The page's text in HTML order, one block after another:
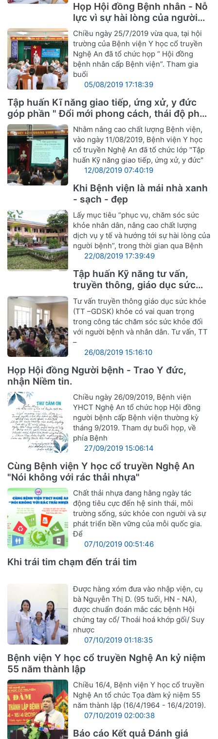
Họp Hội đồng Bệnh nhân - Nỗ
lực vì sự hài lòng của người
bệnh
Chiều ngày 25/7/2019 vừa qua, tại hội
trường của Bệnh viện Y học cổ truyền
Nghệ An đã tổ chức họp “ Hội đồng
bệnh nhân cấp Bệnh viện”. Tham gia
buổi
05/08/2019 17:18:39
Tập huấn Kĩ năng giao tiếp, ứng xử, y đức
góp phần " Đổi mới phong cách, thái độ phục
vụ cán bộ ngành Y hướng tới sự hài lòng
người bệnh"
Nhằm nâng cao chất lượng Bệnh viện,
vào ngày 11/08/2019, Bệnh viện Y học
cổ truyền Nghệ An đã tổ chức lớp "Tập
huấn Kỹ năng giao tiếp, ứng xử, y đức"
12/08/2019 07:40:19
Khi Bệnh viện là mái nhà xanh
- sạch - đẹp
Lấy mục tiêu “phục vụ, chăm sóc sức
khỏe nhân dân, nâng cao chất lượng
dịch vụ y tế và hướng tới sự hài lòng của
người bệnh”, trong thời gian qua Bệnh
22/08/2019 17:39:49
Tập huấn Kỹ năng tư vấn,
truyền thông, giáo dục sức
khỏe
Tư vấn truyền thông giáo dục sức khỏe
(TT –GDSK) khỏe có vai quan trọng
trong công tác chăm sóc sức khỏe đối
với người bệnh và nhân dân. Tư vấn, TT
–
26/08/2019 15:16:10
Họp Hội đồng Người bệnh - Trao Y đức,
nhận Niềm tin.
Chiều ngày 26/09/2019, Bệnh viện
YHCT Nghệ An tổ chức họp Hội đồng
người bệnh cấp Bệnh viện thường kỳ
tháng 9/2019. Tham dự buổi họp, về
phía Bệnh
27/09/2019 15:06:14
Cùng Bệnh viện Y học cổ truyền Nghệ An
"Nói không với rác thải nhựa"
Chất thải nhựa đang hằng ngày tác
động tiêu cực đến hệ sinh thái, môi
trường sống, sức khỏe con người và sự
phát triển bền vững của mỗi quốc gia.
Để
07/10/2019 00:51:46
Khi trái tim chạm đến trái tim
Được hàng xóm đưa vào nhập viện, cụ
bà Nguyễn Thị D. (95 tuổi, HN - NA),
được chuẩn đoán mắc các bệnh Hội
chứng tay cổ/ Thoái hoá khớp gối/ Suy
nhược
07/10/2019 01:18:35
Bệnh viện Y học cổ truyền Nghệ An kỷ niệm
55 năm thành lập
Chiều 16/4, Bệnh viện Y học cổ truyền
Nghệ An tổ chức Tọa đàm kỷ niệm 55
năm thành lập (16/4/1964 - 16/4/2019).
07/10/2019 02:00:38
Báo cáo Kết quả Đánh giá